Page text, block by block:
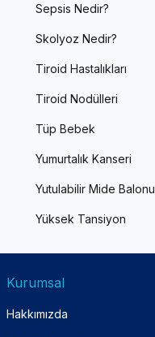
Sepsis Nedir?
Skolyoz Nedir?
Tiroid Hastalıkları
Tiroid Nodülleri
Tüp Bebek
Yumurtalık Kanseri
Yutulabilir Mide Balonu
Yüksek Tansiyon
Kurumsal
Hakkımızda